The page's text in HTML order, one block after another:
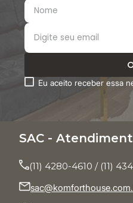
Eu aceito receber essa
SAC -
(11) 4280-4610 / (11)